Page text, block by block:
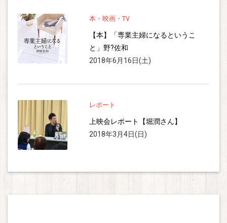
本・映画・TV
【本】「専業主婦になるというこ
と」野?佐和
2018年6月16日(土)
レポート
上映会レポート【堀潤さん】
2018年3月4日(日)